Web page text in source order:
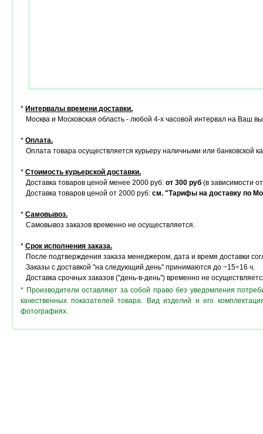
* Интервалы времени доставки.
Москва и Московская область - любой 4-х часовой интервал на Ваш
* Оплата.
Оплата товара осуществляется курьеру наличными или банковской
* Стоимость курьерской доставки.
Доставка товаров ценой менее 2000 руб: от 300 руб (в зависимости
Доставка товаров ценой от 2000 руб: см. "Тарифы на доставку по
* Самовывоз.
Самовывоз заказов временно не осуществляется.
* Срок исполнения заказа.
После подтверждения заказа менеджером, дата и время доставки
Заказы с доставкой "на следующий день" принимаются до ~15÷16 ч.
Доставка срочных заказов ("день-в-день") временно не
* Производители оставляют за собой право без уведомления
качественных показателей товара. Вид изделий и его
фотографиях.